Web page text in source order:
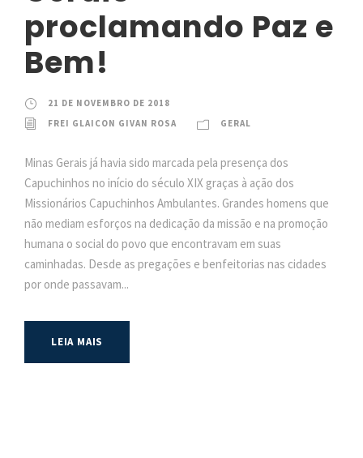
proclamando Paz e
Bem!
21 DE NOVEMBRO DE 2018
FREI GLAICON GIVAN ROSA
GERAL
Minas Gerais já havia sido marcada pela presença dos
Capuchinhos no início do século XIX graças à ação dos
Missionários Capuchinhos Ambulantes. Grandes homens que
não mediam esforços na dedicação da missão e na promoção
humana o social do povo que encontravam em suas
caminhadas. Desde as pregações e benfeitorias nas cidades
por onde passavam...
LEIA MAIS